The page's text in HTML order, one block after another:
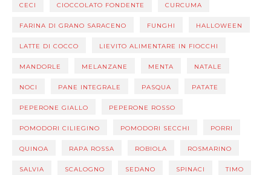
CECI CIOCCOLATO FONDENTE CURCUMA
FARINA DI GRANO SARACENO FUNGHI HALLOWEEN
LATTE DI COCCO LIEVITO ALIMENTARE IN FIOCCHI
MANDORLE MELANZANE MENTA NATALE
NOCI PANE INTEGRALE PASQUA PATATE
PEPERONE GIALLO PEPERONE ROSSO
POMODORI CILIEGINO POMODORI SECCHI PORRI
QUINOA RAPA ROSSA ROBIOLA ROSMARINO
SALVIA SCALOGNO SEDANO SPINACI TIMO